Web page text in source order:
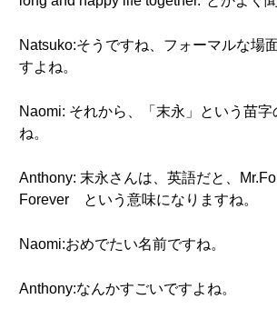
Natsuko:そうですね、フォーマルな場
すよね。
Naomi: それから、「末永」という苗字
ね。
Anthony: 末永さんは、英語だと、
Forever という意味になりますね。
Naomi:おめでたい名前ですね。
Anthony:なんかすごいですよね。